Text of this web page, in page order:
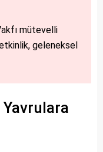
mütevelli
geleneksel